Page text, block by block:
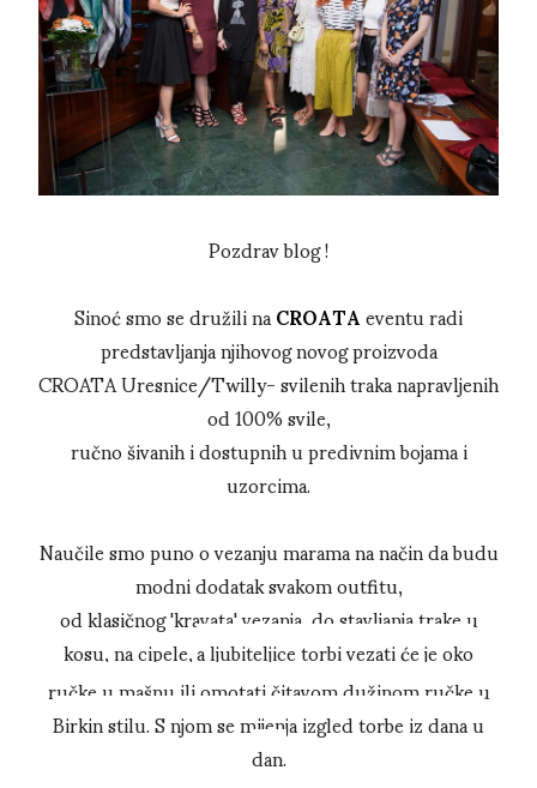
Pozdrav blog !
Sinoć smo se družili naCROATAeventu radi
predstavljanja njihovog novog proizvoda
CROATA Uresnice/Twilly- svilenih traka napravljenih
od 100% svile,
ručno šivanih i dostupnih u predivnim bojama i
uzorcima.
Naučile smo puno o vezanju marama na način da budu
modni dodatak svakom outfitu,
od klasičnog 'kravata' vezanja, do stavljanja trake u
kosu, na cipele,a ljubiteljice torbi vezati će je oko
ručke u mašnu ili omotati čitavom dužinom ručke u
Birkin stilu. S njom se mijenja izgled torbe iz dana u
dan.